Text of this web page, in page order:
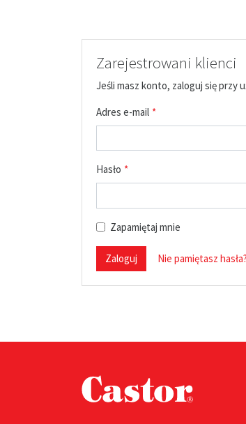
Zarejestrowani klienci
Jeśli masz konto, zaloguj się przy
Adres e-mail
Hasło
Zapamiętaj mnie
Zaloguj Nie pamiętasz hasła?